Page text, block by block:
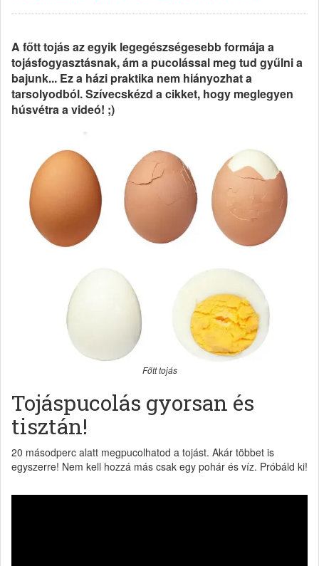
A főtt tojás az egyik legegészségesebb formája a
tojásfogyasztásnak, ám a pucolással meg tud gyűlni a
bajunk... Ez a házi praktika nem hiányozhat a
tarsolyodból. Szívecskézd a cikket, hogy meglegyen
húsvétra a videó! ;)
Főtt tojás
Tojáspucolás gyorsan és
tisztán!
20 másodperc alatt megpucolhatod a tojást. Akár többet is
egyszerre! Nem kell hozzá más csak egy pohár és víz. Próbáld ki!